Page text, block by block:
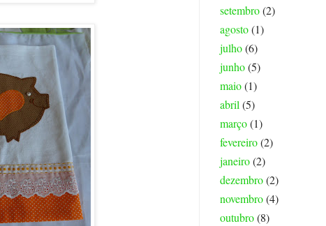
setembro(2)
agosto(1)
julho(6)
junho(5)
maio(1)
abril (5)
março(1)
fevereiro(2)
janeiro(2)
dezembro(2)
novembro(4)
outubro(8)